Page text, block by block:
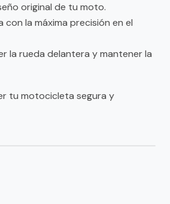
original de tu moto.
con la máxima precisión en el
la rueda delantera y mantener la
tu motocicleta segura y